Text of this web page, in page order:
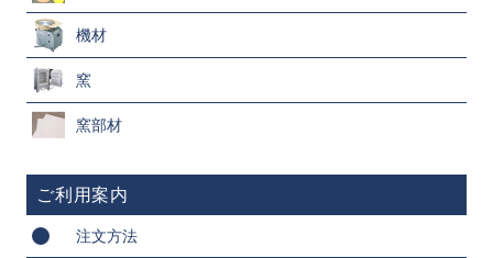
機材
窯
窯部材
ご利用案内
注文方法